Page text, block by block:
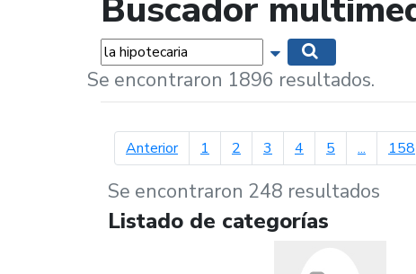
Buscador
Palabras... Mostrar opciones de
Se encontraron 1896 resultados.
Anteriorpágina anterior
1 2 3 4 5 ... 158
Se encontraron 248 resultados
Listado de categorías